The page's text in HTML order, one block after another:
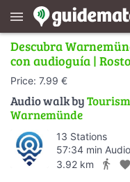
menu
Descubra
con audioguía |
Price: 7.99 €
Audio walk by
Warnemünde
13 Stations
57:34 min Audio
3.92 km
directions_walk favorite